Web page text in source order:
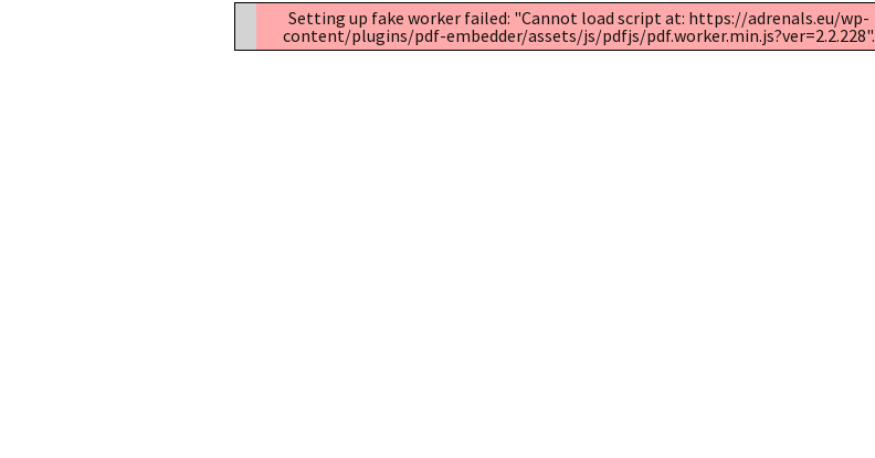
Infografiken
Setting up fake worker failed: "Cannot load script at: https://adrenals.eu/wp-
content/plugins/pdf-embedder/assets/js/pdfjs/pdf.worker.min.js?ver=2.2.228".